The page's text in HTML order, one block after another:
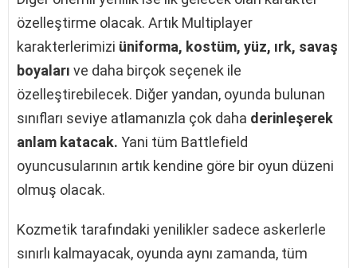
özelleştirme olacak. Artık Multiplayer
karakterlerimizi üniforma, kostüm, yüz, ırk, savaş
boyaları ve daha birçok seçenek ile
özelleştirebilecek. Diğer yandan, oyunda bulunan
sınıfları seviye atlamanızla çok daha derinleşerek
anlam katacak. Yani tüm Battlefield
oyuncusularının artık kendine göre bir oyun düzeni
olmuş olacak.
Kozmetik tarafındaki yenilikler sadece askerlerle
sınırlı kalmayacak, oyunda aynı zamanda, tüm